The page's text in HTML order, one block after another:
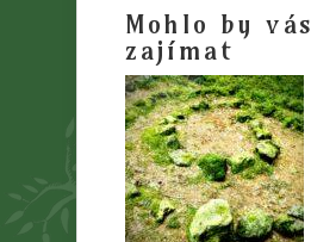
Mohlo by vás
zajímat